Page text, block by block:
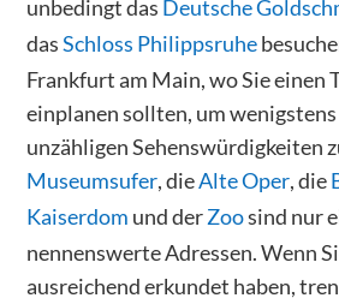
unbedingt das Deutsche
dasSchloss Philippsruhe
Frankfurt am Main, wo Sie einen
einplanen sollten, um
unzähligen Sehenswürdigkeiten
Museumsufer, dieAlte Oper, die
Kaiserdom und derZoosind nur
nennenswerte Adressen. Wenn
ausreichend erkundet haben,